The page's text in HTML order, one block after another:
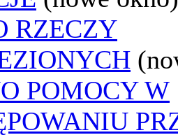
RZECZY
POMOCY W